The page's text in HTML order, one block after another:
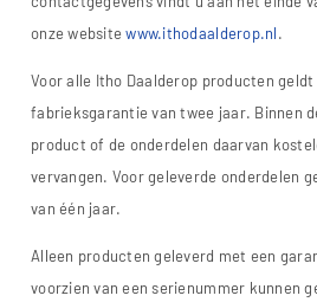
onze websitewww.ithodaalderop.nl.
Voor alle Itho Daalderop producten
fabrieksgarantie van twee jaar. Binnen
product of de onderdelen daarvan
vervangen. Voor geleverde onderdelen
van één jaar.
Alleen producten geleverd met een
voorzien van een serienummer kunnen